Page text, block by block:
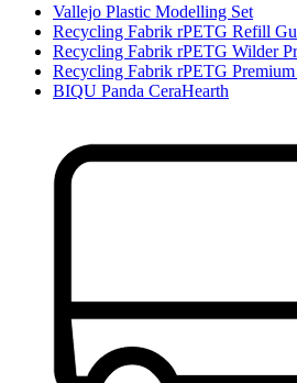
Vallejo Plastic Modelling Set
Recycling Fabrik rPETG Refill
Recycling Fabrik rPETG Wilder
Recycling Fabrik rPETG
BIQU Panda CeraHearth